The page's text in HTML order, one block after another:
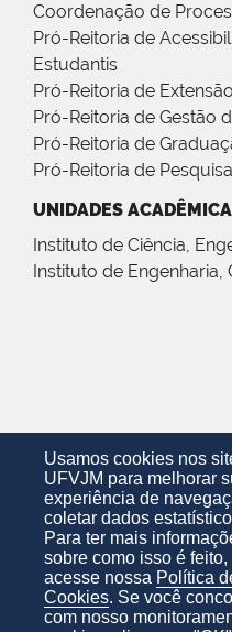
Usamos cookies nos
UFVJM para melhorar
experiência de
coletar dados
Para ter mais
sobre como isso é feito,
acesse nossa Política
Cookies. Se você
com nosso
Coordenação de
Pró-Reitoria de
Estudantis
Pró-Reitoria de
Pró-Reitoria de Gestão
Pró-Reitoria de
Pró-Reitoria de
UNIDADES
Instituto de Ciência,
Instituto de Engenharia,